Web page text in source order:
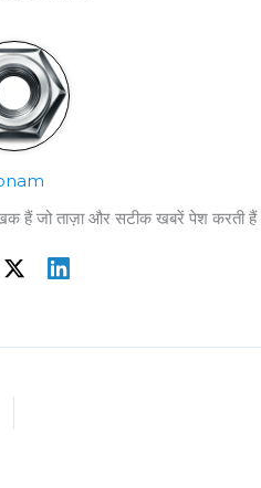
जो ताज़ा और सटीक खबरें पेश करती